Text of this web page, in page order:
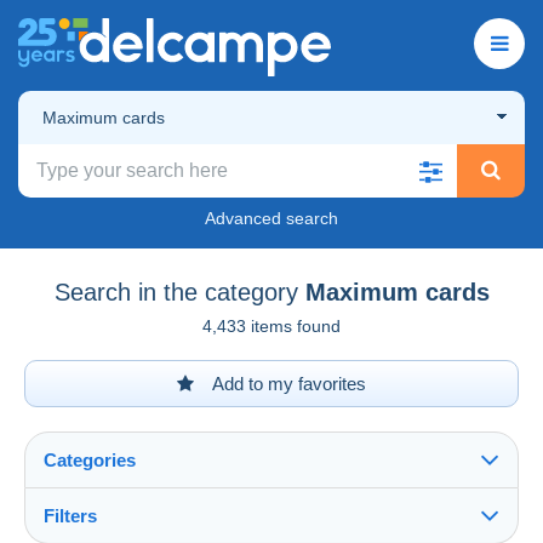
Maximum cards
Advanced search
Search in the category Maximum cards
4,433 items found
Add to my favorites
Categories
Filters